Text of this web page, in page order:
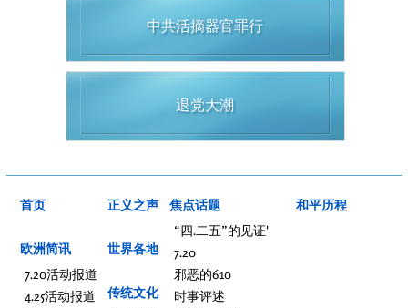
中共活摘器官罪行
退党大潮
首页
欧洲简讯
7.20活动报道
4.25活动报道
正义之声
世界各地
传统文化
焦点话题
“四.二五”的见证'
7.20
邪恶的610
时事评述
和平历程